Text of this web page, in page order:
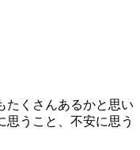
たくさんあるかと思い
思うこと、不安に思う